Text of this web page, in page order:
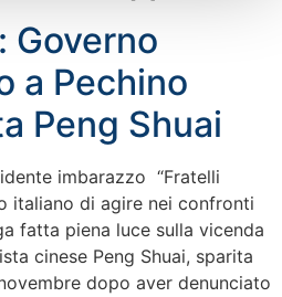
Governo
a Pechino
Peng Shuai
imbarazzo “Fratelli
italiano di agire nei confronti
fatta piena luce sulla vicenda
cinese Peng Shuai, sparita
dopo aver denunciato